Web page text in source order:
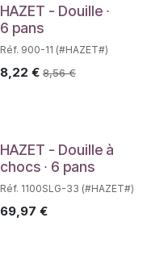
HAZET - Douille ∙
6 pans
Réf. 900-11 (#HAZET#)
8,22 € 8,56€
Déstockage
HAZET - Douille à
chocs ∙ 6 pans
Réf. 1100SLG-33 (#HAZET#)
69,97 €